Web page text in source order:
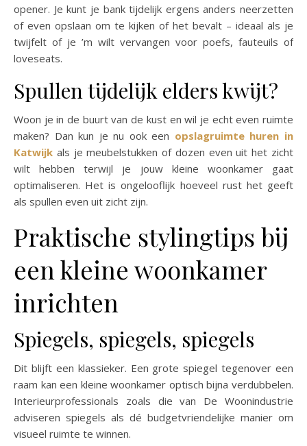
opener. Je kunt je bank tijdelijk ergens anders neerzetten
of even opslaan om te kijken of het bevalt – ideaal als je
twijfelt of je ’m wilt vervangen voor poefs, fauteuils of
loveseats.
Spullen tijdelijk elders kwijt?
Woon je in de buurt van de kust en wil je echt even ruimte
maken? Dan kun je nu ook een opslagruimte huren in
Katwijk als je meubelstukken of dozen even uit het zicht
wilt hebben terwijl je jouw kleine woonkamer gaat
optimaliseren. Het is ongelooflijk hoeveel rust het geeft
als spullen even uit zicht zijn.
Praktische stylingtips bij
een kleine woonkamer
inrichten
Spiegels, spiegels, spiegels
Dit blijft een klassieker. Een grote spiegel tegenover een
raam kan een kleine woonkamer optisch bijna verdubbelen.
Interieurprofessionals zoals die van De Woonindustrie
adviseren spiegels als dé budgetvriendelijke manier om
visueel ruimte te winnen.